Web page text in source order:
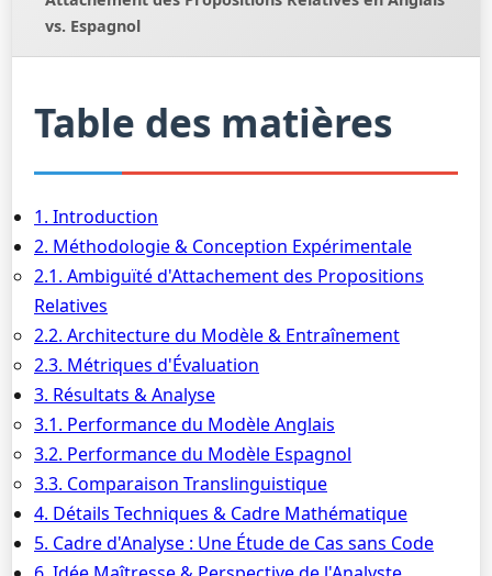
vs. Espagnol
Table des matières
1. Introduction
2. Méthodologie & Conception Expérimentale
2.1. Ambiguïté d'Attachement des Propositions
Relatives
2.2. Architecture du Modèle & Entraînement
2.3. Métriques d'Évaluation
3. Résultats & Analyse
3.1. Performance du Modèle Anglais
3.2. Performance du Modèle Espagnol
3.3. Comparaison Translinguistique
4. Détails Techniques & Cadre Mathématique
5. Cadre d'Analyse : Une Étude de Cas sans Code